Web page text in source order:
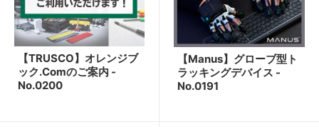
【TRUSCO】オレンジブ
ック.Comのご案内 -
No.0200
【Manus】グローブ型ト
ラッキングデバイス -
No.0191